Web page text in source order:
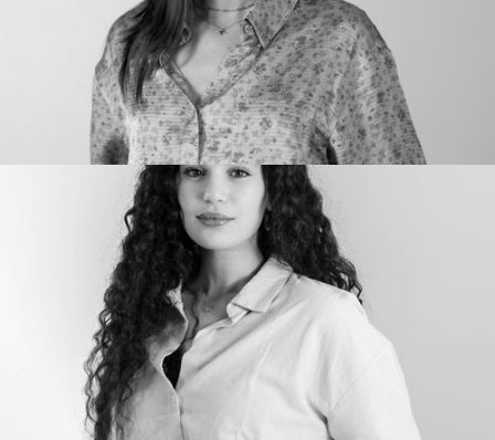
KILIAN DESROCHES
Community Manager
Opérations
PALOMA LACOMBLED
Assitante de production
Opérations